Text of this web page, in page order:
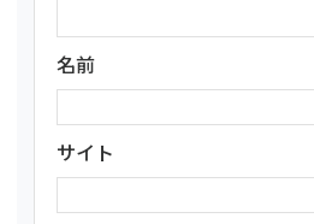
名前
サイト